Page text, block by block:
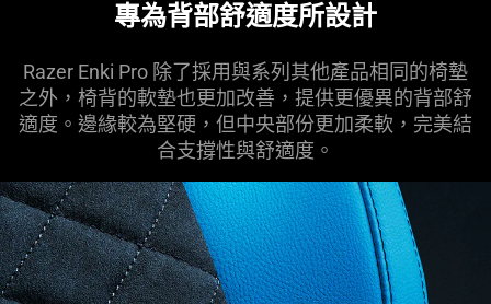
專為背部舒適度所設計
Razer Enki Pro 除了採用與系列其他產品相同的椅墊
之外，椅背的軟墊也更加改善，提供更優異的背部舒
適度。邊緣較為堅硬，但中央部份更加柔軟，完美結
合支撐性與舒適度。